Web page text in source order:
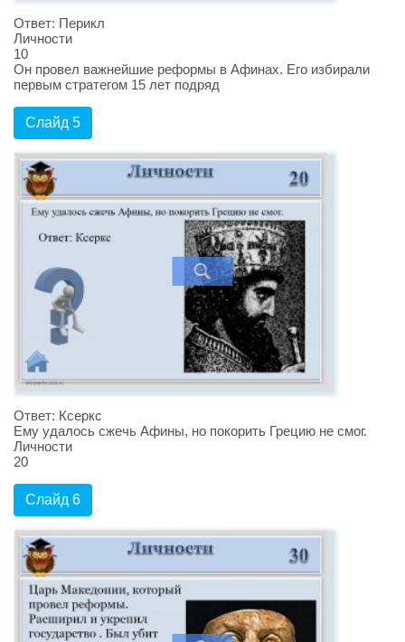
Ответ: Перикл
Личности
10
Он провел важнейшие реформы в Афинах. Его избирали
первым стратегом 15 лет подряд
Слайд 5
Ответ: Ксеркс
Ему удалось сжечь Афины, но покорить Грецию не смог.
Личности
20
Слайд 6